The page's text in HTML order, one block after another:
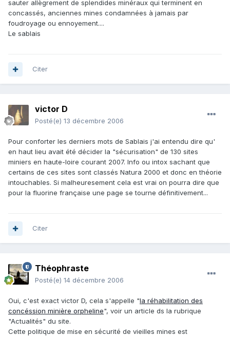
sauter allègrement de splendides minéraux qui terminent en
concassés, anciennes mines condamnées à jamais par
foudroyage ou ennoyement....
Le sablais
Citer
victor D
Posté(e) 13 décembre 2006
Pour conforter les derniers mots de Sablais j'ai entendu dire qu'
en haut lieu avait été décider la "sécurisation" de 130 sites
miniers en haute-loire courant 2007. Info ou intox sachant que
certains de ces sites sont classés Natura 2000 et donc en théorie
intouchables. Si malheuresement cela est vrai on pourra dire que
pour la fluorine française une page se tourne définitivement...
Citer
Théophraste
Posté(e) 14 décembre 2006
Oui, c'est exact victor D, cela s'appelle "la réhabilitation des
concéssion minière orpheline", voir un article ds la rubrique
"Actualités" du site.
Cette politique de mise en sécurité de vieilles mines est